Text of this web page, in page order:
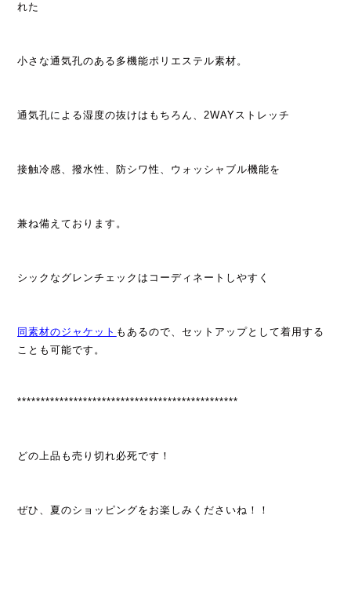
れた
小さな通気孔のある多機能ポリエステル素材。
通気孔による湿度の抜けはもちろん、2WAYストレッチ
接触冷感、撥水性、防シワ性、ウォッシャブル機能を
兼ね備えております。
シックなグレンチェックはコーディネートしやすく
同素材のジャケット もあるので、セットアップとして着用する
ことも可能です。
***********************************************
どの上品も売り切れ必死です！
ぜひ、夏のショッピングをお楽しみくださいね！！